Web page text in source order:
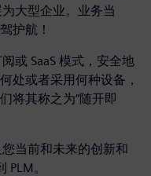
大型企业。业务当
护航！
或 SaaS 模式，安全地
处或者采用何种设备，
将其称之为“随开即
当前和未来的创新和
。